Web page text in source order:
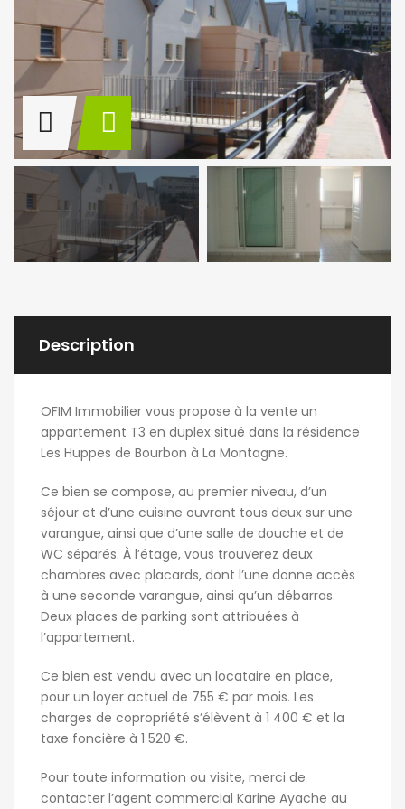
Description
OFIM Immobilier vous propose à la vente un
appartement T3 en duplex situé dans la résidence
Les Huppes de Bourbon à La Montagne.
Ce bien se compose, au premier niveau, d’un
séjour et d’une cuisine ouvrant tous deux sur une
varangue, ainsi que d’une salle de douche et de
WC séparés. À l’étage, vous trouverez deux
chambres avec placards, dont l’une donne accès
à une seconde varangue, ainsi qu’un débarras.
Deux places de parking sont attribuées à
l’appartement.
Ce bien est vendu avec un locataire en place,
pour un loyer actuel de 755 € par mois. Les
charges de copropriété s’élèvent à 1 400 € et la
taxe foncière à 1 520 €.
Pour toute information ou visite, merci de
contacter l’agent commercial Karine Ayache au